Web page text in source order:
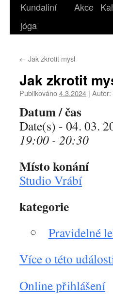
Kundaliní
jóga
Akce
← Jak zkrotit mysl
Jak zkrotit
Publikováno4.3.2024 | Autor:
Datum / čas
Date(s) - 04. 03.
19:00 - 20:30
Místo konání
Studio Vrábí
kategorie
Pravidelné
Více o této
Online přihlášení